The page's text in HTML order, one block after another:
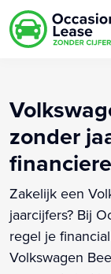
zonder
Zakelijk een
jaarcijfers? Bij
regel je
Volkswagen